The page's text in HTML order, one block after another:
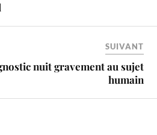
SUIVANT
nuit gravement au sujet
humain